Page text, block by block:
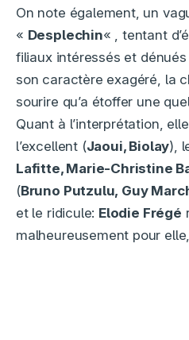
On note également, un
« Desplechin« , tentant
filiaux intéressés et dénués
son caractère exagéré, la
sourire qu’a étoffer une
Quant à l’interprétation,
l’excellent (Jaoui, Biolay),
Lafitte, Marie-Christine
(Bruno Putzulu, Guy
et le ridicule: Elodie Frégé
malheureusement pour